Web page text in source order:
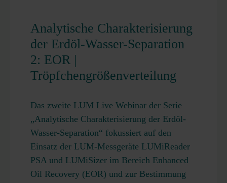
Analytische Charakterisierung
der Erdöl-Wasser-Separation
2: EOR |
Tröpfchengrößenverteilung
Das zweite LUM Live Webinar der Serie
„Analytische Charakterisierung der Erdöl-
Wasser-Separation“ fokussiert auf den
Einsatz der LUM-Messgeräte LUMiReader
PSA und LUMiSizer im Bereich Enhanced
Oil Recovery (EOR) und zur Bestimmung